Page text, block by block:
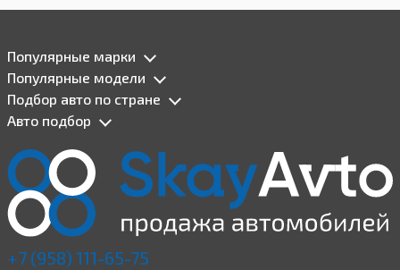
Популярные марки
Популярные модели
Подбор авто по стране
Авто подбор
+7 (958) 111-65-75